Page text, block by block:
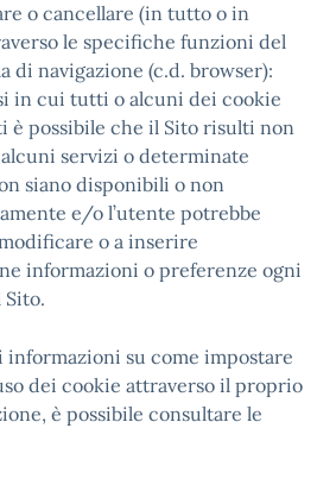
o cancellare (in tutto o in
le specifiche funzioni del
di navigazione (c.d. browser):
in cui tutti o alcuni dei cookie
è possibile che il Sito risulti non
servizi o determinate
siano disponibili o non
e/o l’utente potrebbe
o a inserire
informazioni o preferenze ogni
informazioni su come impostare
dei cookie attraverso il proprio
è possibile consultare le